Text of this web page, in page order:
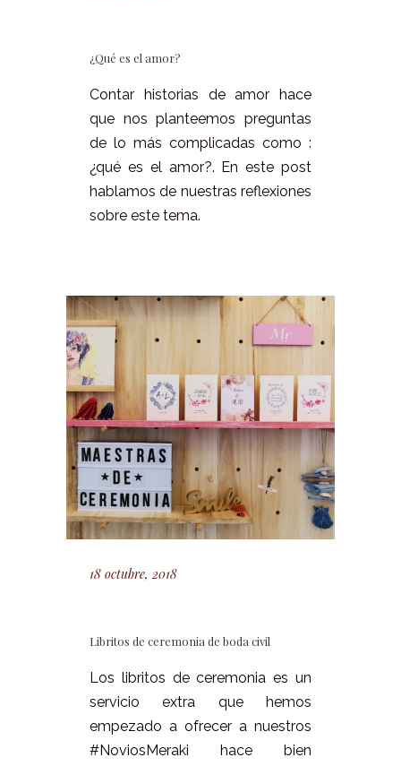
¿Qué es el amor?
Contar historias de amor hace
que nos planteemos preguntas
de lo más complicadas como :
¿qué es el amor?. En este post
hablamos de nuestras reflexiones
sobre este tema.
18 octubre, 2018
Libritos de ceremonia de boda civil
Los libritos de ceremonia es un
servicio extra que hemos
empezado a ofrecer a nuestros
#NoviosMeraki hace bien